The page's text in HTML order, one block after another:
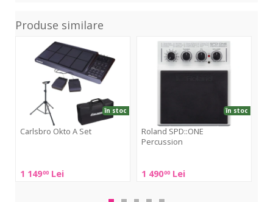
Produse similare
Carlsbro Okto A Set
1 14900 Lei
în stoc
Okto
SPD::ONE
Percussion
Roland SPD::ONE
Percussion
1 49000 Lei
în stoc
SPD::ONE